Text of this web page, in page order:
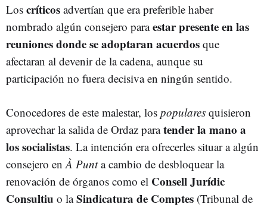
Los críticos advertían que era preferible haber
nombrado algún consejero paraestar presente en las
reuniones donde se adoptaran acuerdos que
afectaran al devenir de la cadena, aunque su
participación no fuera decisiva en ningún sentido.
Conocedores de este malestar, los populares quisieron
aprovechar la salida de Ordaz paratender la mano a
los socialistas. La intención era ofrecerles situar a algún
consejero en À Punta cambio de desbloquear la
renovación de órganos como el Consell Jurídic
Consultiu o laSindicatura de Comptes (Tribunal de